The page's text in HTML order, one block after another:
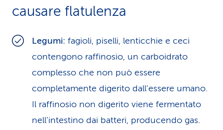
causare flatulenza
Legumi: fagioli, piselli, lenticchie e ceci
contengono raffinosio, un carboidrato
complesso che non può essere
completamente digerito dall’essere umano.
Il raffinosio non digerito viene fermentato
nell’intestino dai batteri, producendo gas.